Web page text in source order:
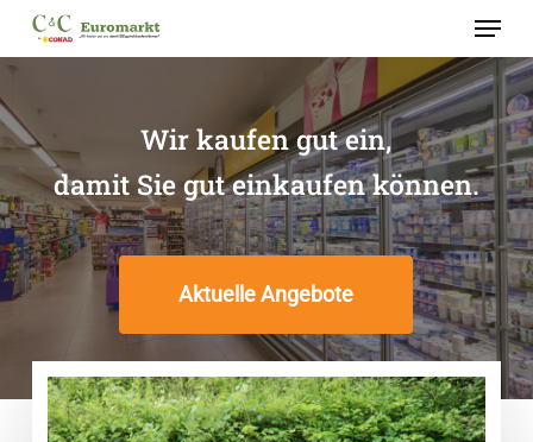
Skip
content
Menu
Wir kaufen gut ein,
damit Sie gut einkaufen können.
Aktuelle Angebote
Close
Menu